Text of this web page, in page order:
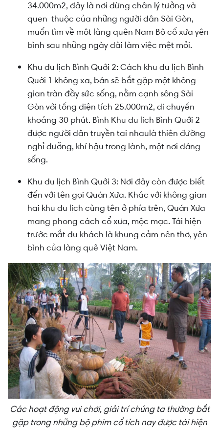
34.000m2, đây là nơi dừng chân lý tưởng và
quen thuộc của những người dân Sài Gòn,
muốn tìm về một làng quên Nam Bộ cổ xưa yên
bình sau những ngày dài làm việc mệt mỏi.
Khu du lịch Bình Quới 2: Cách khu du lịch Bình
Quới 1 không xa, bán sẽ bắt gặp một không
gian tràn đầy sức sống, nằm cạnh sông Sài
Gòn với tổng diện tích 25.000m2, di chuyển
khoảng 30 phút. Bình Khu du lịch Bình Quới 2
được người dân truyền tai nhaulà thiên đường
nghỉ dưỡng, khí hậu trong lành, một nơi đáng
sống.
Khu du lịch Bình Quới 3: Nơi đây còn được biết
đến với tên gọi Quán Xưa. Khác với không gian
hai khu du lịch cùng tên ở phía trên, Quán Xưa
mang phong cách cổ xưa, mộc mạc. Tái hiện
trước mắt du khách là khung cảm nên thơ, yên
bình của làng quê Việt Nam.
Các hoạt động vui chơi, giải trí chúng ta thường bắt
gặp trong những bộ phim cổ tích nay được tái hiện